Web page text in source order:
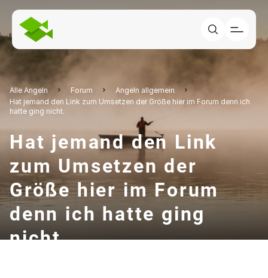
Alle Angeln Forum
Angeln allgemein
Hat jemand den Link zum Umsetzen der Größe hier im Forum denn ich
hatte ging nicht.
Hat jemand den Link
zum Umsetzen der
Größe hier im Forum
denn ich hatte ging
nicht.